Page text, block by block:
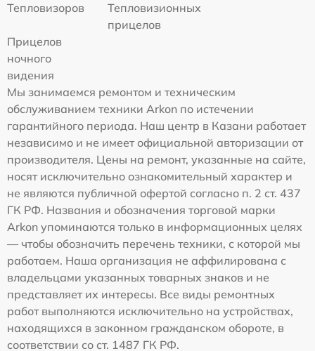
Тепловизоров
Тепловизионных
прицелов
Прицелов
ночного
видения
Мы занимаемся ремонтом и техническим
обслуживанием техники Arkon по истечении
гарантийного периода. Наш центр в Казани работает
независимо и не имеет официальной авторизации от
производителя. Цены на ремонт, указанные на сайте,
носят исключительно ознакомительный характер и
не являются публичной офертой согласно п. 2 ст. 437
ГК РФ. Названия и обозначения торговой марки
Arkon упоминаются только в информационных целях
— чтобы обозначить перечень техники, с которой мы
работаем. Наша организация не аффилирована с
владельцами указанных товарных знаков и не
представляет их интересы. Все виды ремонтных
работ выполняются исключительно на устройствах,
находящихся в законном гражданском обороте, в
соответствии со ст. 1487 ГК РФ.